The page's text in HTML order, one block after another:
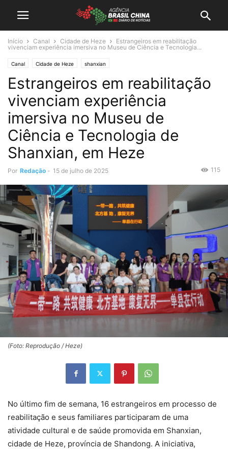
Início Canal Cidade de Heze
Estrangeiros em reabilitação
vivenciam experiência imersiva no Museu de Ciência e Tecnologia...
Canal Cidade de Heze shanxian
Estrangeiros em reabilitação
vivenciam experiência
imersiva no Museu de
Ciência e Tecnologia de
Shanxian, em Heze
Por Redação - 15 de julho de 2025 115
(Foto: Reprodução / Heze)
No último fim de semana, 16 estrangeiros em processo de
reabilitação e seus familiares participaram de uma
atividade cultural e de saúde promovida em Shanxian,
cidade de Heze, província de Shandong. A iniciativa,